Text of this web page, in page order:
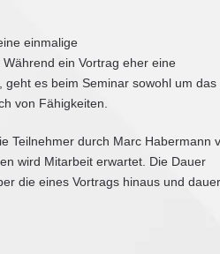
einmalige
ein Vortrag eher eine
geht es beim Seminar sowohl um das
von Fähigkeiten.
Teilnehmer durch Marc Habermann
wird Mitarbeit erwartet. Die Dauer
die eines Vortrags hinaus und